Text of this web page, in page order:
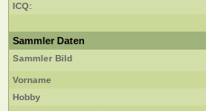
ICQ:
Sammler Daten
Sammler Bild
Vorname
Hobby